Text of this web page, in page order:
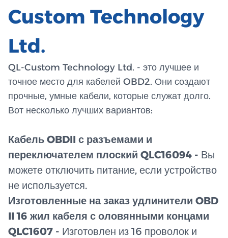
Custom Technology
Ltd.
QL-Custom Technology Ltd. - это лучшее и
точное место для кабелей OBD2. Они создают
прочные, умные кабели, которые служат долго.
Вот несколько лучших вариантов:
Кабель OBDII с разъемами и
переключателем плоский QLC16094 - Вы
можете отключить питание, если устройство
не используется.
Изготовленные на заказ удлинители OBD
II 16 жил кабеля с оловянными концами
QLC1607 - Изготовлен из 16 проволок и